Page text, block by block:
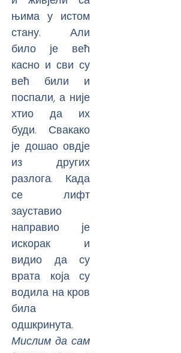
њима у истом
стану. Али
било је већ
касно и сви су
већ били и
поспали, а није
хтио да их
буди. Свакако
је дошао овдје
из других
разлога. Када
се лифт
зауставио
направио је
искорак и
видио да су
врата која су
водила на кров
била
одшкринута.
Мислим да сам